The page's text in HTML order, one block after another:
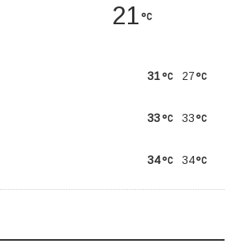
21
27
31
33
33
34
34